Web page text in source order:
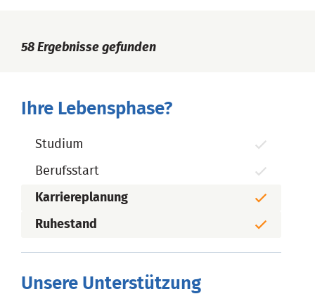
58 Ergebnisse gefunden
Ihre Lebensphase?
Studium
Berufsstart
Karriereplanung
Ruhestand
Unsere Unterstützung